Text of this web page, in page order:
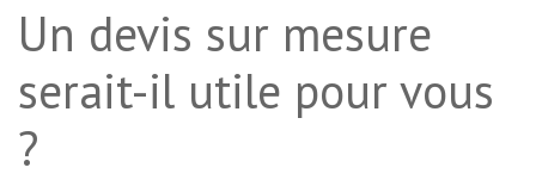
Un devis sur mesure
serait-il utile pour vous
?